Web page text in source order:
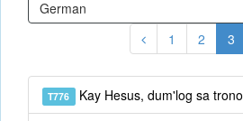
1 2 3
T776 Kay Hesus, dum'log sa trono